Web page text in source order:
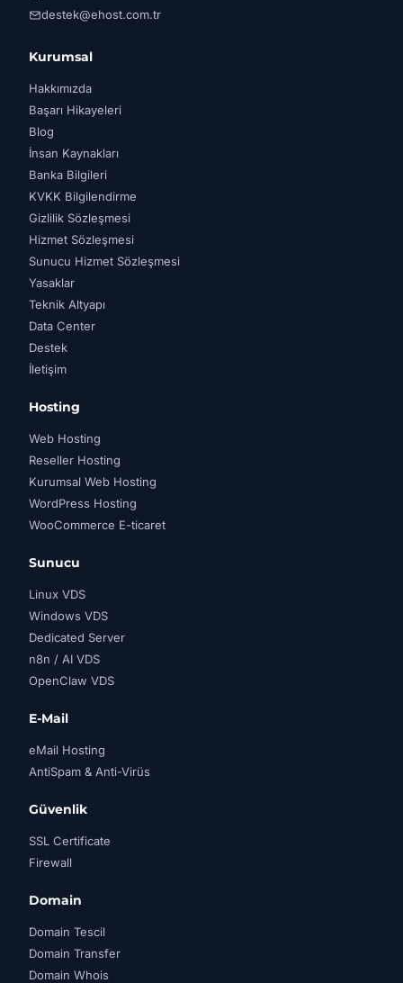
destek@ehost.com.tr
Kurumsal
Hakkımızda
Başarı Hikayeleri
Blog
İnsan Kaynakları
Banka Bilgileri
KVKK Bilgilendirme
Gizlilik Sözleşmesi
Hizmet Sözleşmesi
Sunucu Hizmet Sözleşmesi
Yasaklar
Teknik Altyapı
Data Center
Destek
İletişim
Hosting
Web Hosting
Reseller Hosting
Kurumsal Web Hosting
WordPress Hosting
WooCommerce E-ticaret
Sunucu
Linux VDS
Windows VDS
Dedicated Server
n8n / AI VDS
OpenClaw VDS
E-Mail
eMail Hosting
AntiSpam & Anti-Virüs
Güvenlik
SSL Certificate
Firewall
Domain
Domain Tescil
Domain Transfer
Domain Whois